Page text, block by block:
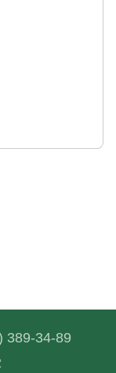
389-34-89